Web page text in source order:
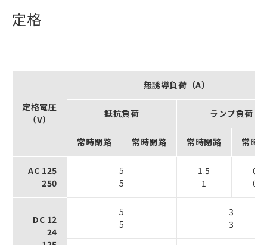
定格
定格電圧
（V）
無誘導負荷（A）
抵抗負荷 ランプ負荷
常時閉路 常時開路 常時閉路 常時
AC 125
250
5
5
1.5
1
0.7
0.5
DC 12
24
5
5
3
3